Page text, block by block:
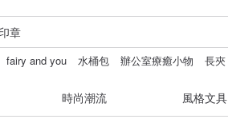
fairy and you 水桶包 辦公室療癒小物 長夾
時尚潮流 風格文具